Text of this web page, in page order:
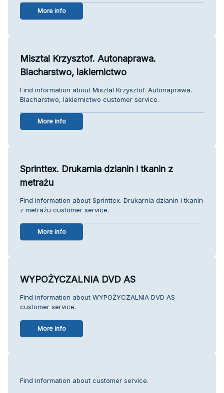
More info
Misztal Krzysztof. Autonaprawa.
Blacharstwo, lakiernictwo
Find information about Misztal Krzysztof. Autonaprawa.
Blacharstwo, lakiernictwo customer service.
More info
Sprinttex. Drukarnia dzianin i tkanin z
metrażu
Find information about Sprinttex. Drukarnia dzianin i tkanin
z metrażu customer service.
More info
WYPOŻYCZALNIA DVD AS
Find information about WYPOŻYCZALNIA DVD AS
customer service.
More info
Find information about customer service.